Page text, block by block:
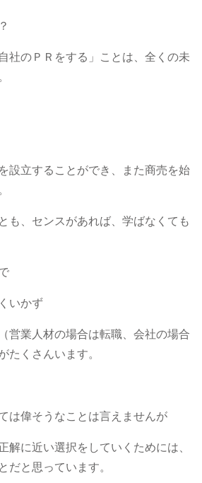
社のＰＲをする」ことは、全くの未
設立することができ、また商売を始
も、センスがあれば、学ばなくても
いかず
営業人材の場合は転職、会社の場合
たくさんいます。
は偉そうなことは言えませんが
解に近い選択をしていくためには、
だと思っています。